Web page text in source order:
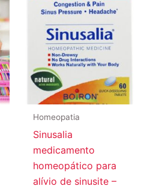
Homeopatia
Sinusalia
medicamento
homeopático para
alívio de sinusite –